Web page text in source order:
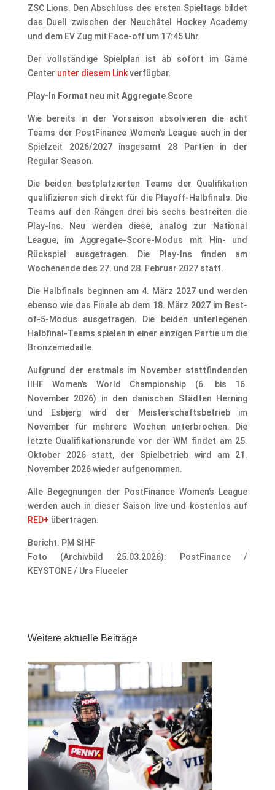
ZSC Lions. Den Abschluss des ersten Spieltags bildet
das Duell zwischen der Neuchâtel Hockey Academy
und dem EV Zug mit Face-off um 17:45 Uhr.
Der vollständige Spielplan ist ab sofort im Game
Center unter diesem Linkverfügbar.
Play-In Format neu mit Aggregate Score
Wie bereits in der Vorsaison absolvieren die acht
Teams der PostFinance Women’s League auch in der
Spielzeit 2026/2027 insgesamt 28 Partien in der
Regular Season.
Die beiden bestplatzierten Teams der Qualifikation
qualifizieren sich direkt für die Playoff-Halbfinals. Die
Teams auf den Rängen drei bis sechs bestreiten die
Play-Ins. Neu werden diese, analog zur National
League, im Aggregate-Score-Modus mit Hin- und
Rückspiel ausgetragen. Die Play-Ins finden am
Wochenende des 27. und 28. Februar 2027 statt.
Die Halbfinals beginnen am 4. März 2027 und werden
ebenso wie das Finale ab dem 18. März 2027 im Best-
of-5-Modus ausgetragen. Die beiden unterlegenen
Halbfinal-Teams spielen in einer einzigen Partie um die
Bronzemedaille.
Aufgrund der erstmals im November stattfindenden
IIHF Women’s World Championship (6. bis 16.
November 2026) in den dänischen Städten Herning
und Esbjerg wird der Meisterschaftsbetrieb im
November für mehrere Wochen unterbrochen. Die
letzte Qualifikationsrunde vor der WM findet am 25.
Oktober 2026 statt, der Spielbetrieb wird am 21.
November 2026 wieder aufgenommen.
Alle Begegnungen der PostFinance Women’s League
werden auch in dieser Saison live und kostenlos auf
RED+ übertragen.
Bericht: PM SIHF
Foto (Archivbild 25.03.2026): PostFinance /
KEYSTONE / Urs Flueeler
Weitere aktuelle Beiträge